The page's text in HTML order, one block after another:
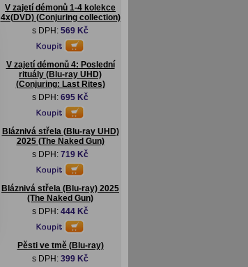
V zajetí démonů 1-4 kolekce
4x(DVD) (Conjuring collection)
s DPH: 569 Kč
V zajetí démonů 4: Poslední
rituály (Blu-ray UHD)
(Conjuring: Last Rites)
s DPH: 695 Kč
Bláznivá střela (Blu-ray UHD)
2025 (The Naked Gun)
s DPH: 719 Kč
Bláznivá střela (Blu-ray) 2025
(The Naked Gun)
s DPH: 444 Kč
Pěsti ve tmě (Blu-ray)
s DPH: 399 Kč